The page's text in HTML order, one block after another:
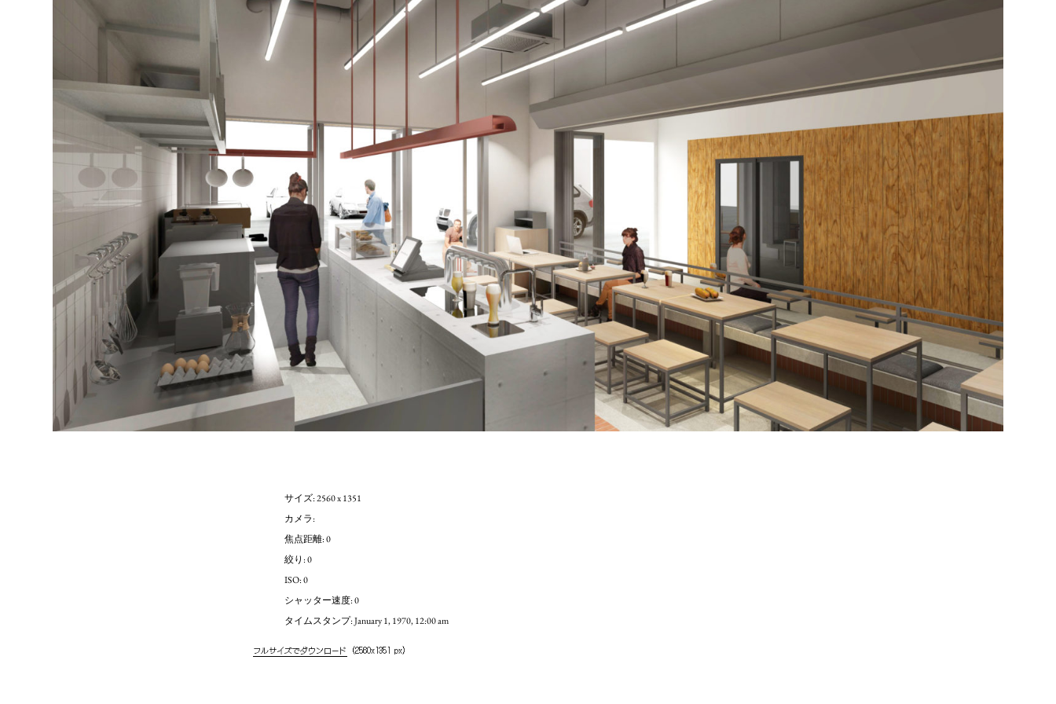
サイズ: 2560 x 1351
カメラ:
焦点距離: 0
絞り: 0
ISO: 0
シャッター速度: 0
タイムスタンプ: January 1, 1970, 12:00 am
フルサイズでダウンロード (2560x1351 px)